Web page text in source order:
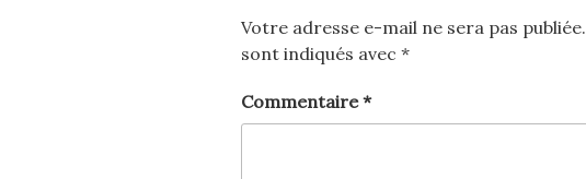
Votre adresse e-mail ne sera pas publiée.
sont indiqués avec *
Commentaire*